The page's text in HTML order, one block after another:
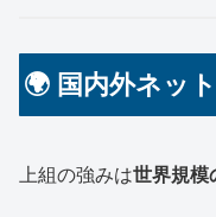
🌍 国内外ネッ
上組の強みは世界規模